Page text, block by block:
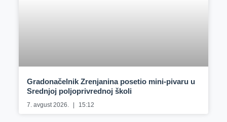
Gradonačelnik Zrenjanina posetio mini-pivaru u
Srednjoj poljoprivrednoj školi
7. avgust 2026. 15:12